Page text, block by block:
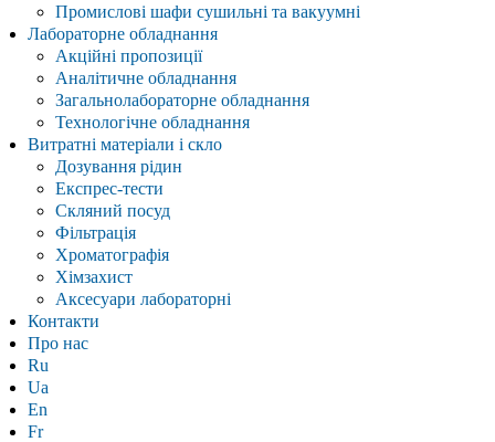
Промислові шафи сушильні та вакуумні
Лабораторне обладнання
Акційні пропозиції
Аналітичне обладнання
Загальнолабораторне обладнання
Технологічне обладнання
Витратні матеріали і скло
Дозування рідин
Експрес-тести
Скляний посуд
Фільтрація
Хроматографія
Хімзахист
Аксесуари лабораторні
Контакти
Про нас
Ru
Ua
En
Fr